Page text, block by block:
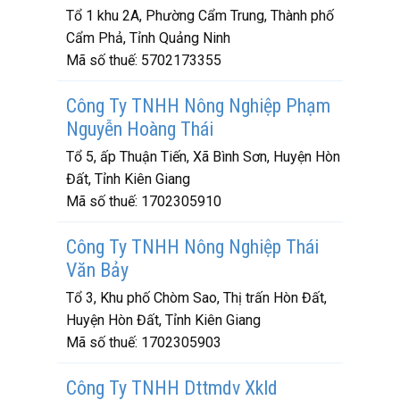
Tổ 1 khu 2A, Phường Cẩm Trung, Thành phố
Cẩm Phả, Tỉnh Quảng Ninh
Mã số thuế: 5702173355
Công Ty TNHH Nông Nghiệp Phạm
Nguyễn Hoàng Thái
Tổ 5, ấp Thuận Tiến, Xã Bình Sơn, Huyện Hòn
Đất, Tỉnh Kiên Giang
Mã số thuế: 1702305910
Công Ty TNHH Nông Nghiệp Thái
Văn Bảy
Tổ 3, Khu phố Chòm Sao, Thị trấn Hòn Đất,
Huyện Hòn Đất, Tỉnh Kiên Giang
Mã số thuế: 1702305903
Công Ty TNHH Dttmdv Xkld